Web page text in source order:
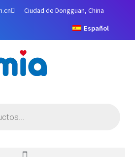
Ciudad de Dongguan, China
Español